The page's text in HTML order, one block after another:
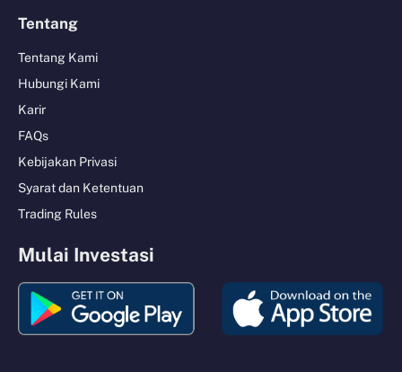
Tentang
Tentang Kami
Hubungi Kami
Karir
FAQs
Kebijakan Privasi
Syarat dan Ketentuan
Trading Rules
Mulai Investasi